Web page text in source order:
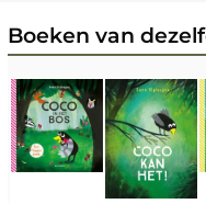
Boeken van